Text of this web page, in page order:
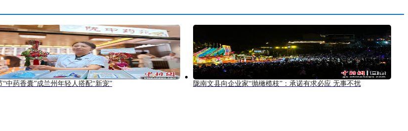
“中药香囊”成兰州年轻人搭配“新宠” 陇南文县向企业家“抛橄榄枝”：承诺有求必应 无事不扰